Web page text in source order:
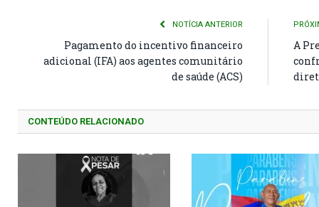
NOTÍCIA ANTERIOR
Pagamento do incentivo financeiro
adicional (IFA) aos agentes comunitário
de saúde (ACS)
A
CONTEÚDO RELACIONADO